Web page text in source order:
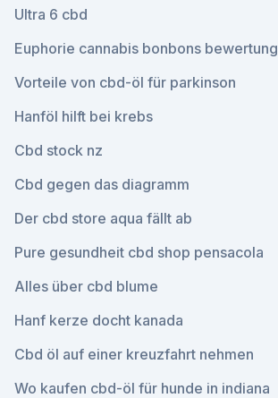
Ultra 6 cbd
Euphorie cannabis bonbons bewertung
Vorteile von cbd-öl für parkinson
Hanföl hilft bei krebs
Cbd stock nz
Cbd gegen das diagramm
Der cbd store aqua fällt ab
Pure gesundheit cbd shop pensacola
Alles über cbd blume
Hanf kerze docht kanada
Cbd öl auf einer kreuzfahrt nehmen
Wo kaufen cbd-öl für hunde in indiana